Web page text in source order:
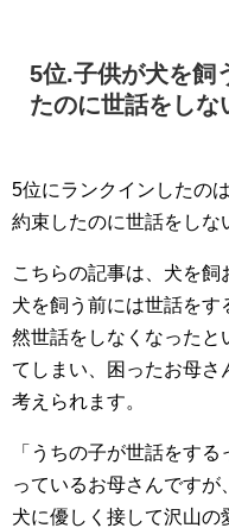
5位.子供が犬を飼
たのに世話をしな
5位にランクインしたの
約束したのに世話をしな
こちらの記事は、犬を飼
犬を飼う前には世話をす
然世話をしなくなったと
てしまい、困ったお母さ
考えられます。
「うちの子が世話をす
っているお母さんですが
犬に優しく接して沢山の